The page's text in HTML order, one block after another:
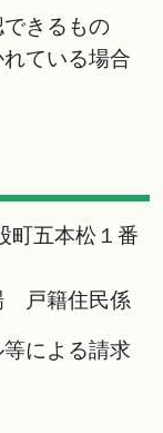
きるもの
ている場合
五本松１番
民係
による請求